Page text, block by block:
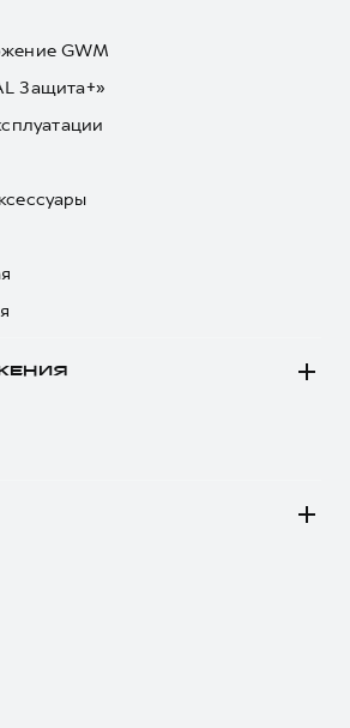
GWM
Защита+»